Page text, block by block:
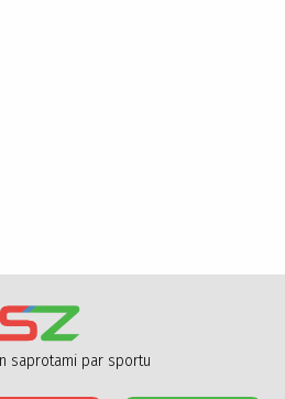
saprotami par sportu